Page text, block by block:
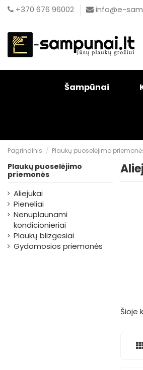
+370 676 96002 info@e-
Šampūnai
Pagrindinis Plaukų puoselėjimo
Šioje
Plaukų puoselėjimo
priemonės
Aliejukai
Pieneliai
Nenuplaunami
kondicionieriai
Plaukų blizgesiai
Gydomosios priemonės